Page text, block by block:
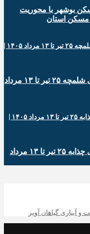
بوشهر با محوریت
مسکن استان
اطلاع‌نگاشت| تردد مسافر از پایانه‌ مرزی شلمچه ۲۵ تیر تا ۱۳ مرداد
اطلاع‌نگاشت| تردد مسافر از پایانه‌ مرزی چذابه ۲۵ تیر تا ۱۳ مرداد
آبیاری گیاهان آویز